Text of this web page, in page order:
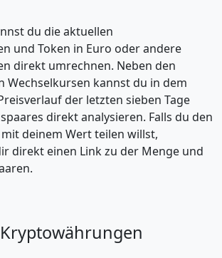
du die aktuellen
und Token in Euro oder andere
direkt umrechnen. Neben den
Wechselkursen kannst du in dem
der letzten sieben Tage
direkt analysieren. Falls du den
deinem Wert teilen willst,
direkt einen Link zu der Menge und